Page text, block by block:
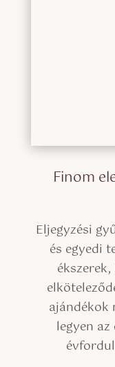
Finom
Eljegyzési
és egyedi
ajándékok
legyen az